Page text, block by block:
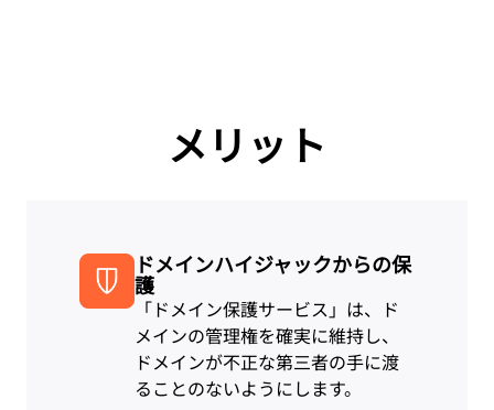
メリット
ドメインハイジャックからの保
護
「ドメイン保護サービス」は、ド
メインの管理権を確実に維持し、
ドメインが不正な第三者の手に渡
ることのないようにします。